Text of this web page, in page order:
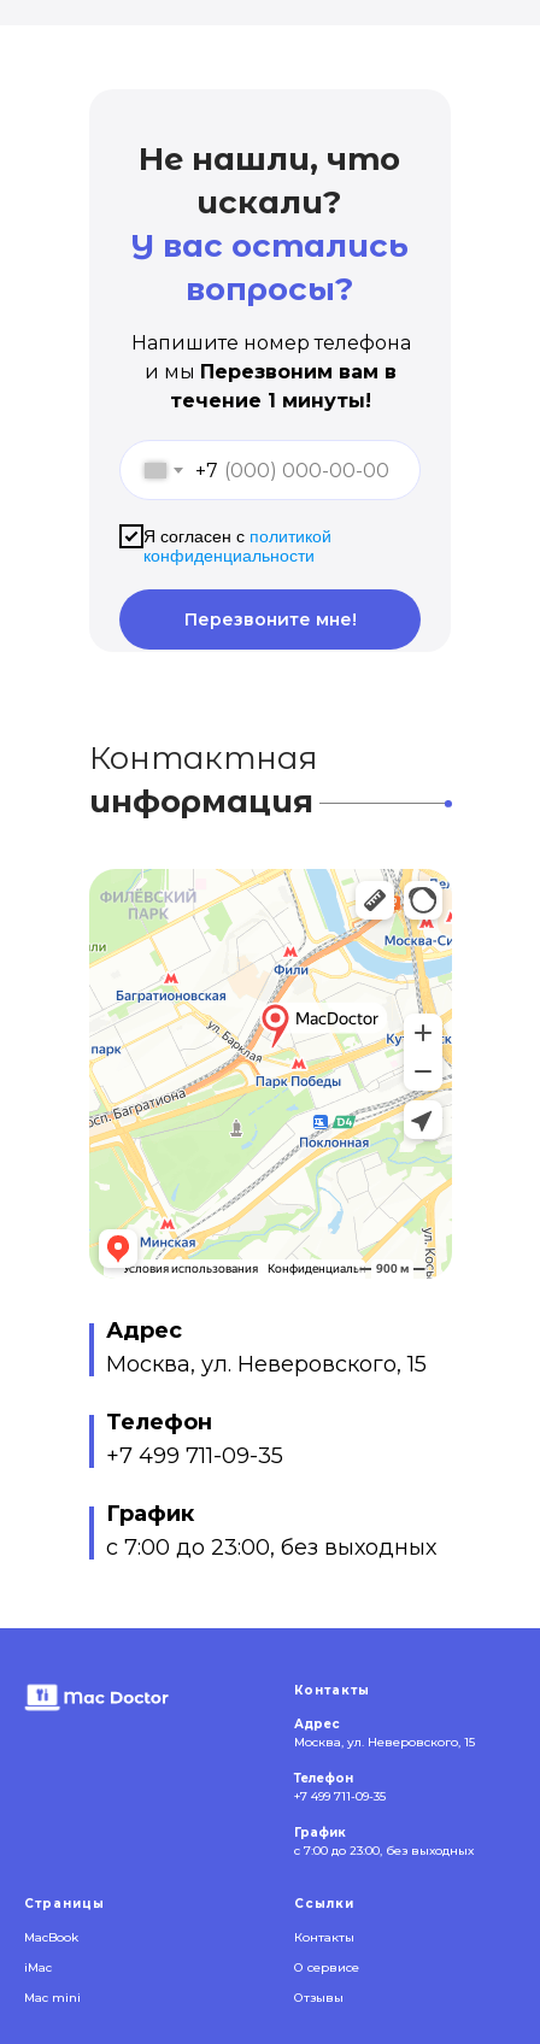
Не нашли, что
искали?
У вас остались
вопросы?
+7
Я согласен с политикой
конфиденциальности
Перезвоните мне!
Напишите номер телефона
и мы Перезвоним вам в
течение 1 минуты!
Контактная
информация
Адрес
Москва, ул. Неверовского, 15
График
с 7:00 до 23:00, без выходных
Телефон
+7 499 711-09-35
Контакты
Адрес
Москва, ул. Неверовского, 15
Телефон
+7 499 711-09-35
График
с 7:00 до 23:00, без выходных
Страницы
MacBook
iMac
Mac mini
Ссылки
Контакты
О сервисе
Отзывы